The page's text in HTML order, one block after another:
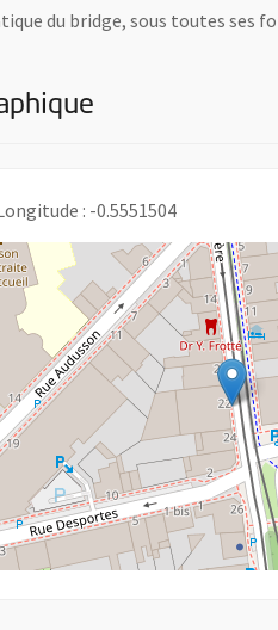
du bridge, sous toutes ses
: -0.5551504